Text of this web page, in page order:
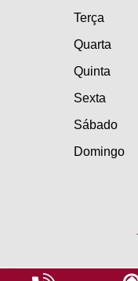
Terça
Quarta
Quinta
Sexta
Sábado
Domingo